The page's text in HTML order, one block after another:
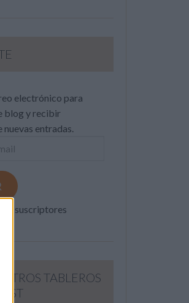
electrónico para
blog y recibir
entradas.
suscriptores
TABLEROS